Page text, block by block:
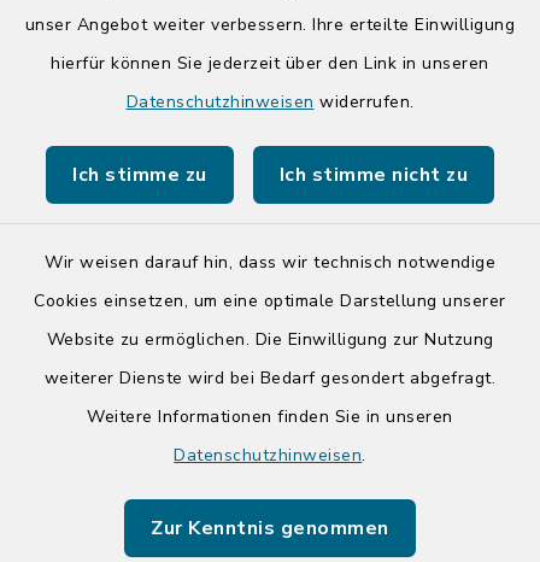
unser Angebot weiter verbessern. Ihre erteilte Einwilligung
hierfür können Sie jederzeit über den Link in unseren
Datenschutzhinweisen widerrufen.
Ich stimme zu Ich stimme nicht zu
Wir weisen darauf hin, dass wir technisch notwendige
Cookies einsetzen, um eine optimale Darstellung unserer
Website zu ermöglichen. Die Einwilligung zur Nutzung
weiterer Dienste wird bei Bedarf gesondert abgefragt.
Weitere Informationen finden Sie in unseren
Datenschutzhinweisen.
Zur Kenntnis genommen
Quicklinks
Tourist-Info der Stadt Bad Segeberg
Barrierefreiheit
Impressum